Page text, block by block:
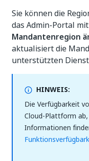
Sie können die
das Admin-Portal
Mandantenregion
aktualisiert die
unterstützten
HINWEIS:
Die Verfügbarkeit
Cloud-Plattform ab,
Informationen